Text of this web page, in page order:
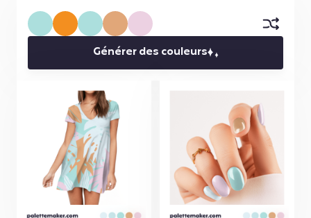
Générer des couleurs